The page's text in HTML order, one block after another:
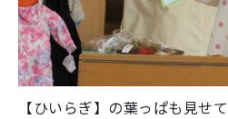
【ひいらぎ】の葉っぱも見せ